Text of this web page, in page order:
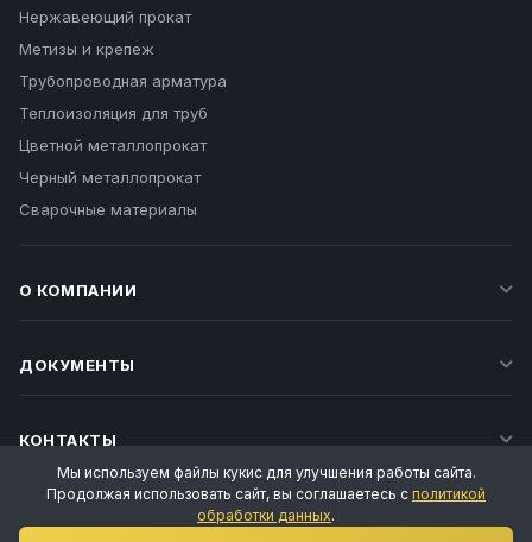
Нержавеющий прокат
Метизы и крепеж
Трубопроводная арматура
Теплоизоляция для труб
Цветной металлопрокат
Черный металлопрокат
Сварочные материалы
О КОМПАНИИ
ДОКУМЕНТЫ
КОНТАКТЫ
Мы используем файлы кукис для улучшения работы сайта.
Продолжая использовать сайт, вы соглашаетесь с политикой
обработки данных.